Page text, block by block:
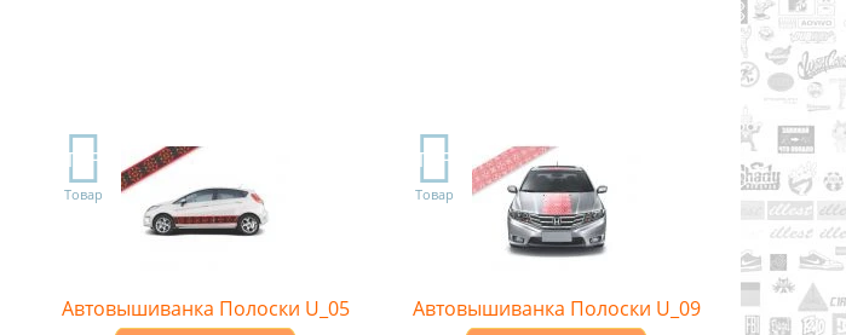
TOP
Товар
Автовышиванка Полоски U_05
TOP
Товар
Автовышиванка Полоски U_09